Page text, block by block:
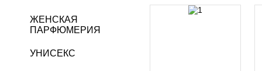
ЖЕНСКАЯ
ПАРФЮМЕРИЯ
УНИСЕКС